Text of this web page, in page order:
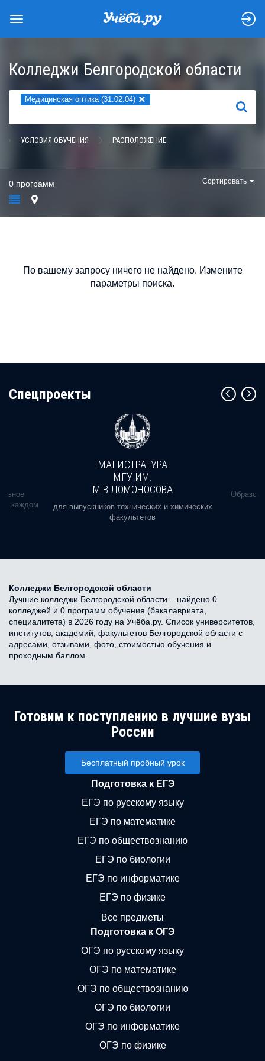
Колледжи Белгородской области
Медицинская оптика (31.02.04) ×
НАЙТИ
УСЛОВИЯ ОБУЧЕНИЯ РАСПОЛОЖЕНИЕ
0 программ Сортировать
По вашему запросу ничего не найдено. Измените
параметры поиска.
Cпецпроекты
в каждом
МАГИСТРАТУРА
МГУ ИМ.
М.В.ЛОМОНОСОВА
для выпускников технических и химических
факультетов
Колледжи Белгородской области
Лучшие колледжи Белгородской области – найдено 0
колледжей и 0 программ обучения (бакалавриата,
специалитета) в 2026 году на Учёба.ру. Список университетов,
институтов, академий, факультетов Белгородской области с
адресами, отзывами, фото, стоимостью обучения и
проходным баллом.
Готовим к поступлению в лучшие вузы
России
Бесплатный пробный урок
Подготовка к ЕГЭ
ЕГЭ по русскому языку
ЕГЭ по математике
ЕГЭ по обществознанию
ЕГЭ по биологии
ЕГЭ по информатике
ЕГЭ по физике
Все предметы
Подготовка к ОГЭ
ОГЭ по русскому языку
ОГЭ по математике
ОГЭ по обществознанию
ОГЭ по биологии
ОГЭ по информатике
ОГЭ по физике